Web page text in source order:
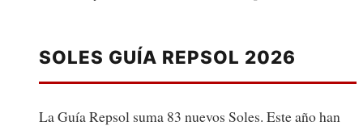
SOLES GUÍA REPSOL 2026
La Guía Repsol suma 83 nuevos Soles. Este año han